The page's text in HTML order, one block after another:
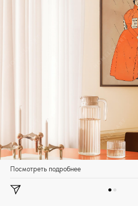
Посмотреть подробнее